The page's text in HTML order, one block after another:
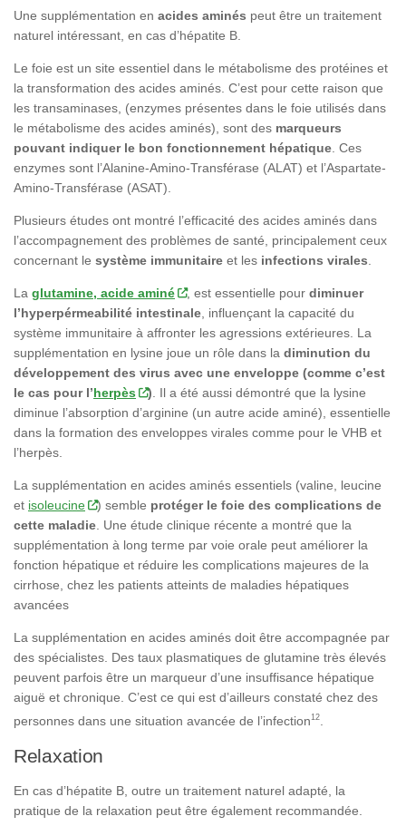
Une supplémentation en acides aminés peut être un traitement
naturel intéressant, en cas d’hépatite B.
Le foie est un site essentiel dans le métabolisme des protéines et
la transformation des acides aminés. C’est pour cette raison que
les transaminases, (enzymes présentes dans le foie utilisés dans
le métabolisme des acides aminés), sont des marqueurs
pouvant indiquer le bon fonctionnement hépatique . Ces
enzymes sont l’Alanine-Amino-Transférase (ALAT) et l’Aspartate-
Amino-Transférase (ASAT).
Plusieurs études ont montré l’efficacité des acides aminés dans
l’accompagnement des problèmes de santé, principalement ceux
concernant le système immunitaire et les infections virales
La glutamine, acide aminé , est essentielle pourdiminuer
l’hyperpérmeabilité intestinale , influençant la capacité du
système immunitaire à affronter les agressions extérieures. La
supplémentation en lysine joue un rôle dans la diminution du
développement des virus avec une enveloppe (comme c’est
le cas pour l’herpès ) . Il a été aussi démontré que la lysine
diminue l’absorption d’arginine (un autre acide aminé), essentielle
dans la formation des enveloppes virales comme pour le VHB et
l’herpès.
La supplémentation en acides aminés essentiels (valine, leucine
et isoleucine ) semble protéger le foie des complications de
cette maladie . Une étude clinique récente a montré que la
supplémentation à long terme par voie orale peut améliorer la
fonction hépatique et réduire les complications majeures de la
cirrhose, chez les patients atteints de maladies hépatiques
avancées
La supplémentation en acides aminés doit être accompagnée par
des spécialistes. Des taux plasmatiques de glutamine très élevés
peuvent parfois être un marqueur d’une insuffisance hépatique
aiguë et chronique. C’est ce qui est d’ailleurs constaté chez des
personnes dans une situation avancée de l’infection12
Relaxation
En cas d’hépatite B, outre un traitement naturel adapté, la
pratique de la relaxation peut être également recommandée.